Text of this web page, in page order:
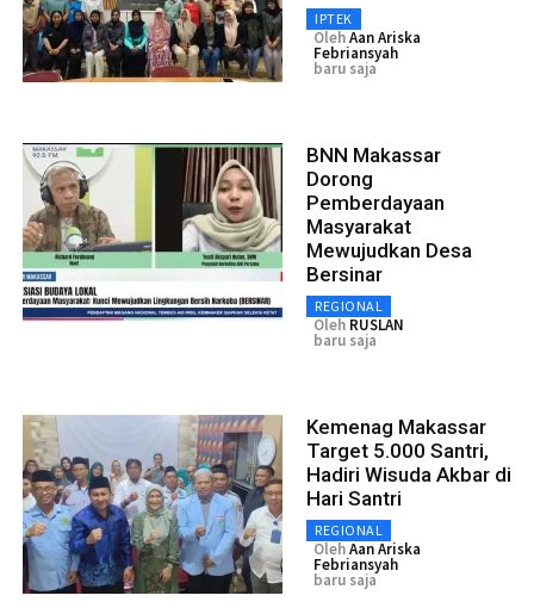
IPTEK
OlehAan Ariska
Febriansyah
baru saja
BNN Makassar
Dorong
Pemberdayaan
Masyarakat
Mewujudkan Desa
Bersinar
REGIONAL
Oleh RUSLAN
baru saja
Kemenag Makassar
Target 5.000 Santri,
Hadiri Wisuda Akbar di
Hari Santri
REGIONAL
OlehAan Ariska
Febriansyah
baru saja